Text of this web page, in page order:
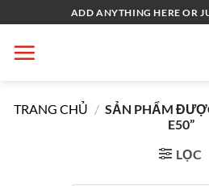
qua
nội
ADD ANYTHING HERE OR
TRANG CHỦ / SẢN PHẨM
E50”
LỌC